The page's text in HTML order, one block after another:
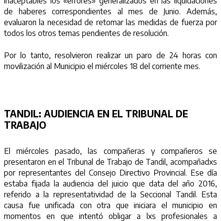
de haberes correspondientes al mes de Junio. Además,
evaluaron la necesidad de retomar las medidas de fuerza por
todos los otros temas pendientes de resolución.
Por lo tanto, resolvieron realizar un paro de 24 horas con
movilización al Municipio el miércoles 18 del corriente mes.
TANDIL: AUDIENCIA EN EL TRIBUNAL DE
TRABAJO
El miércoles pasado, las compañeras y compañeros se
presentaron en el Tribunal de Trabajo de Tandil, acompañadxs
por representantes del Consejo Directivo Provincial. Ese día
estaba fijada la audiencia del juicio que data del año 2016,
referido a la representatividad de la Seccional Tandil. Esta
causa fue unificada con otra que iniciara el municipio en
momentos en que intentó obligar a lxs profesionales a